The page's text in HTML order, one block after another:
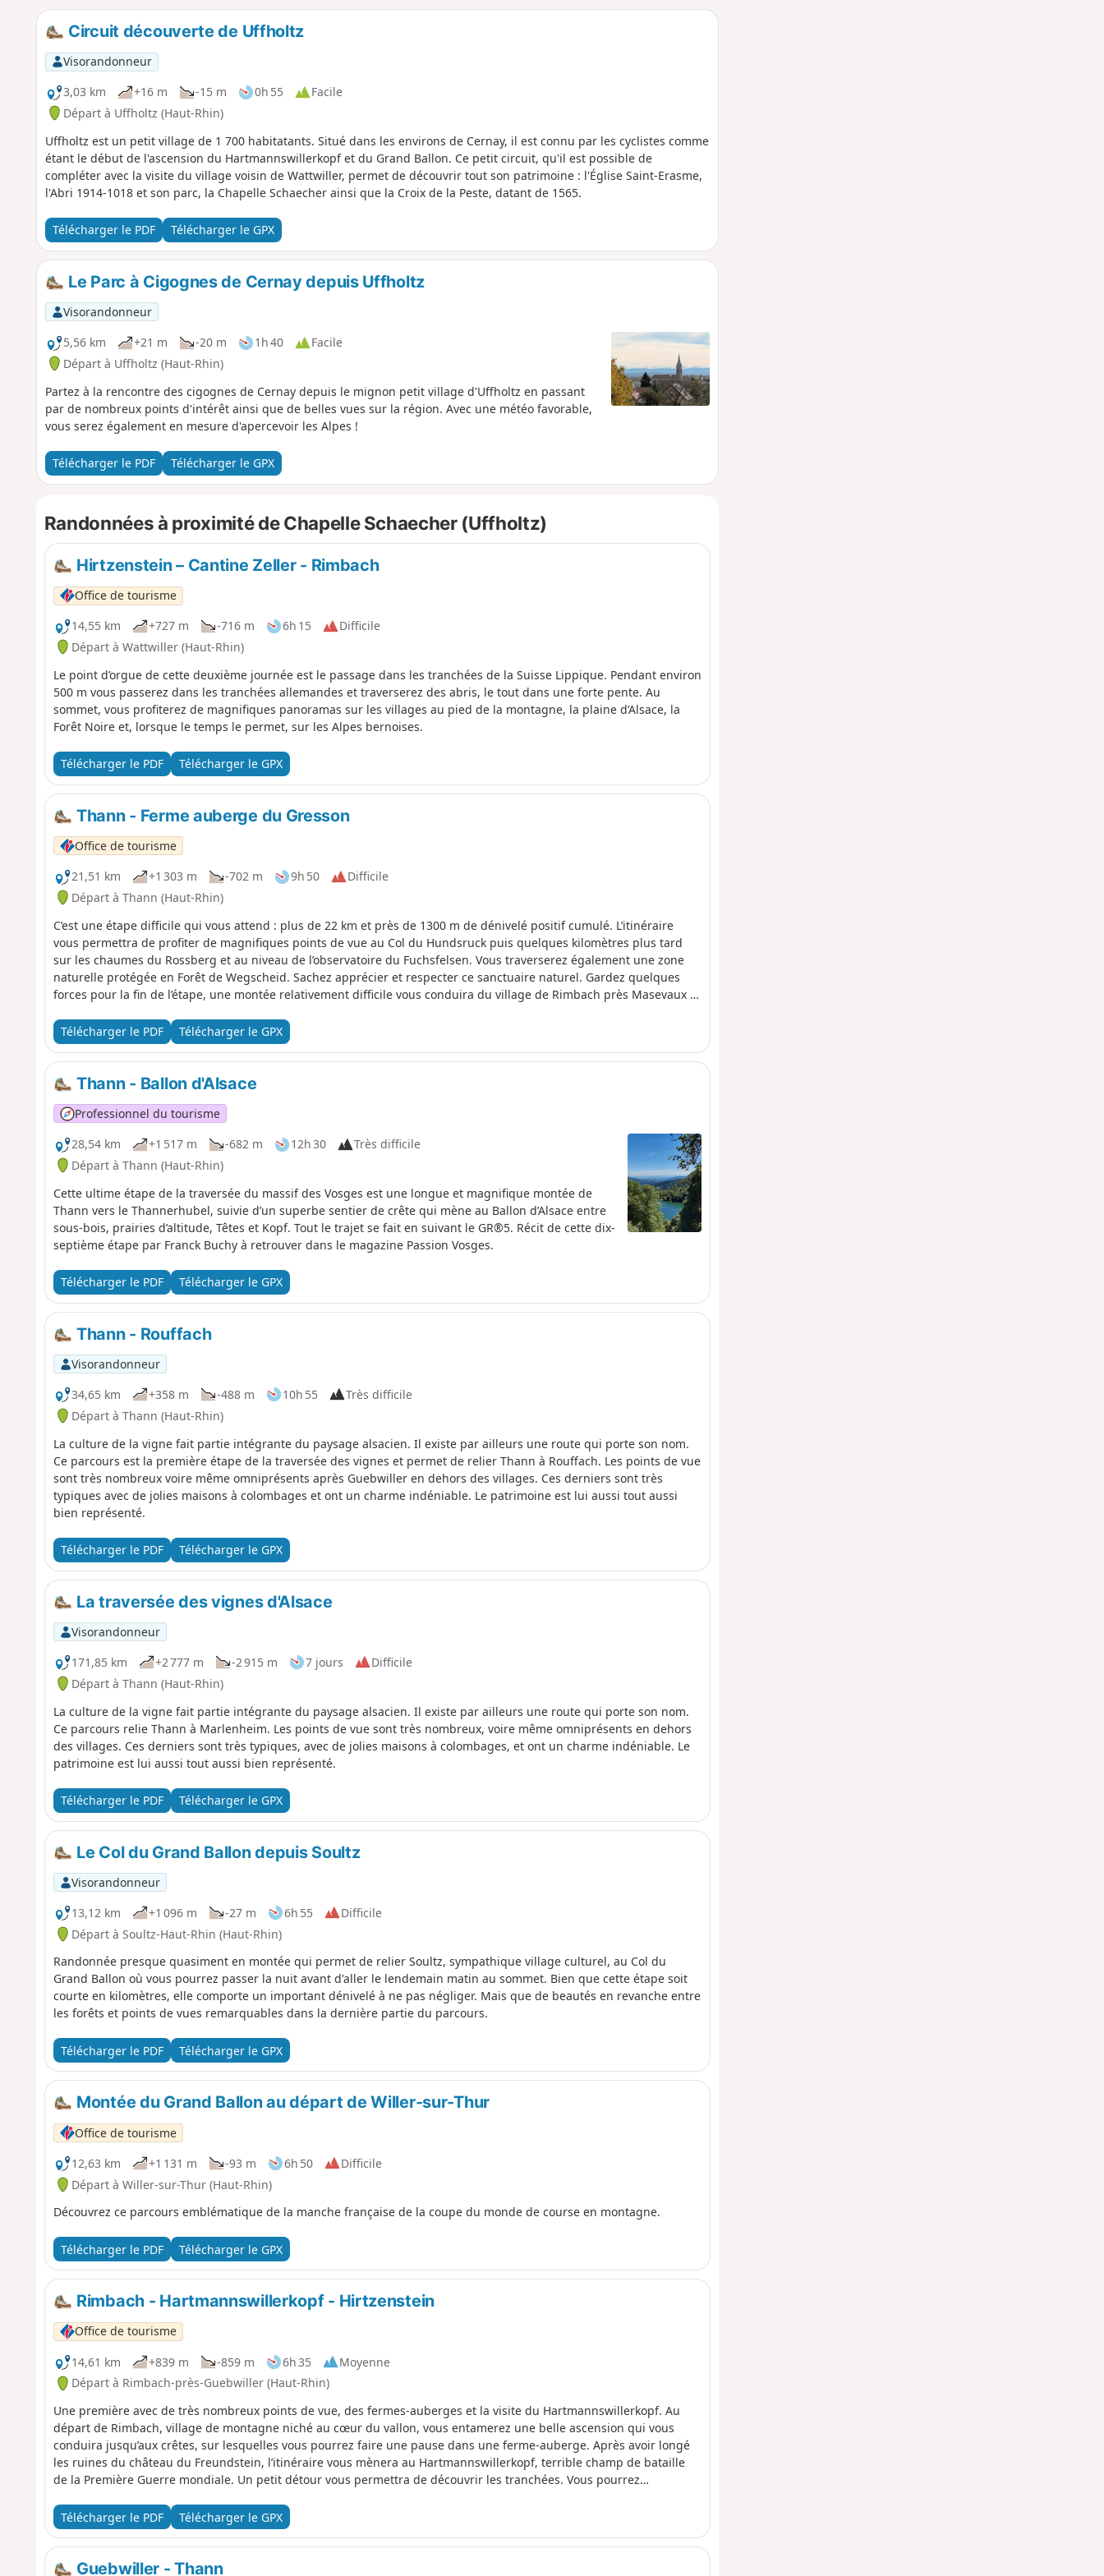
Circuit découverte de Uffholtz
Visorandonneur
3,03 km
+16 m -15 m 0h 55
Facile
Départ à Uffholtz (Haut-Rhin)
Uffholtz est un petit village de 1 700 habitatants. Situé dans les environs de Cernay, il est connu par les cyclistes comme
étant le début de l'ascension du Hartmannswillerkopf et du Grand Ballon. Ce petit circuit, qu'il est possible de
compléter avec la visite du village voisin de Wattwiller, permet de découvrir tout son patrimoine : l'Église Saint-Erasme,
l'Abri 1914-1018 et son parc, la Chapelle Schaecher ainsi que la Croix de la Peste, datant de 1565.
Télécharger le PDF Télécharger le GPX
Le Parc à Cigognes de Cernay depuis Uffholtz
Visorandonneur
5,56 km
+21 m -20 m 1h 40
Facile
Départ à Uffholtz (Haut-Rhin)
Partez à la rencontre des cigognes de Cernay depuis le mignon petit village d'Uffholtz en passant
par de nombreux points d'intérêt ainsi que de belles vues sur la région. Avec une météo favorable,
vous serez également en mesure d'apercevoir les Alpes !
Télécharger le PDF Télécharger le GPX
Randonnées à proximité de Chapelle Schaecher (Uffholtz)
Hirtzenstein – Cantine Zeller - Rimbach
Office de tourisme
14,55 km
+727 m -716 m 6h 15
Difficile
Départ à Wattwiller (Haut-Rhin)
Le point d’orgue de cette deuxième journée est le passage dans les tranchées de la Suisse Lippique. Pendant environ
500 m vous passerez dans les tranchées allemandes et traverserez des abris, le tout dans une forte pente. Au
sommet, vous profiterez de magnifiques panoramas sur les villages au pied de la montagne, la plaine d’Alsace, la
Forêt Noire et, lorsque le temps le permet, sur les Alpes bernoises.
Télécharger le PDF Télécharger le GPX
Thann - Ferme auberge du Gresson
Office de tourisme
21,51 km
+1 303 m -702 m 9h 50
Difficile
Départ à Thann (Haut-Rhin)
C’est une étape difficile qui vous attend : plus de 22 km et près de 1300 m de dénivelé positif cumulé. L’itinéraire
vous permettra de profiter de magnifiques points de vue au Col du Hundsruck puis quelques kilomètres plus tard
sur les chaumes du Rossberg et au niveau de l’observatoire du Fuchsfelsen. Vous traverserez également une zone
naturelle protégée en Forêt de Wegscheid. Sachez apprécier et respecter ce sanctuaire naturel. Gardez quelques
forces pour la fin de l’étape, une montée relativement difficile vous conduira du village de Rimbach près Masevaux à
sur les montagnes et prairies aux alentours.
Télécharger le PDF Télécharger le GPX
Thann - Ballon d'Alsace
Professionnel du tourisme
28,54 km
+1 517 m -682 m 12h 30
Très difficile
Départ à Thann (Haut-Rhin)
Cette ultime étape de la traversée du massif des Vosges est une longue et magnifique montée de
Thann vers le Thannerhubel, suivie d’un superbe sentier de crête qui mène au Ballon d’Alsace entre
sous-bois, prairies d’altitude, Têtes et Kopf. Tout le trajet se fait en suivant le GR®5. Récit de cette dix-
septième étape par Franck Buchy à retrouver dans le magazine Passion Vosges.
Télécharger le PDF Télécharger le GPX
Thann - Rouffach
Visorandonneur
34,65 km
+358 m -488 m 10h 55
Très difficile
Départ à Thann (Haut-Rhin)
La culture de la vigne fait partie intégrante du paysage alsacien. Il existe par ailleurs une route qui porte son nom.
Ce parcours est la première étape de la traversée des vignes et permet de relier Thann à Rouffach. Les points de vue
sont très nombreux voire même omniprésents après Guebwiller en dehors des villages. Ces derniers sont très
typiques avec de jolies maisons à colombages et ont un charme indéniable. Le patrimoine est lui aussi tout aussi
bien représenté.
Télécharger le PDF Télécharger le GPX
La traversée des vignes d'Alsace
Visorandonneur
171,85 km
+2 777 m -2 915 m 7 jours
Difficile
Départ à Thann (Haut-Rhin)
La culture de la vigne fait partie intégrante du paysage alsacien. Il existe par ailleurs une route qui porte son nom.
Ce parcours relie Thann à Marlenheim. Les points de vue sont très nombreux, voire même omniprésents en dehors
des villages. Ces derniers sont très typiques, avec de jolies maisons à colombages, et ont un charme indéniable. Le
patrimoine est lui aussi tout aussi bien représenté.
Télécharger le PDF Télécharger le GPX
Le Col du Grand Ballon depuis Soultz
Visorandonneur
13,12 km
+1 096 m -27 m 6h 55
Difficile
Départ à Soultz-Haut-Rhin (Haut-Rhin)
Randonnée presque quasiment en montée qui permet de relier Soultz, sympathique village culturel, au Col du
Grand Ballon où vous pourrez passer la nuit avant d'aller le lendemain matin au sommet. Bien que cette étape soit
courte en kilomètres, elle comporte un important dénivelé à ne pas négliger. Mais que de beautés en revanche entre
les forêts et points de vues remarquables dans la dernière partie du parcours.
Télécharger le PDF Télécharger le GPX
Montée du Grand Ballon au départ de Willer-sur-Thur
Office de tourisme
12,63 km
+1 131 m -93 m 6h 50
Difficile
Départ à Willer-sur-Thur (Haut-Rhin)
Découvrez ce parcours emblématique de la manche française de la coupe du monde de course en montagne.
Télécharger le PDF Télécharger le GPX
Rimbach - Hartmannswillerkopf - Hirtzenstein
Office de tourisme
14,61 km
+839 m -859 m 6h 35
Moyenne
Départ à Rimbach-près-Guebwiller (Haut-Rhin)
Une première avec de très nombreux points de vue, des fermes-auberges et la visite du Hartmannswillerkopf. Au
départ de Rimbach, village de montagne niché au cœur du vallon, vous entamerez une belle ascension qui vous
conduira jusqu’aux crêtes, sur lesquelles vous pourrez faire une pause dans une ferme-auberge. Après avoir longé
les ruines du château du Freundstein, l’itinéraire vous mènera au Hartmannswillerkopf, terrible champ de bataille
de la Première Guerre mondiale. Un petit détour vous permettra de découvrir les tranchées. Vous pourrez
Télécharger le PDF
Télécharger le GPX
Guebwiller - Thann